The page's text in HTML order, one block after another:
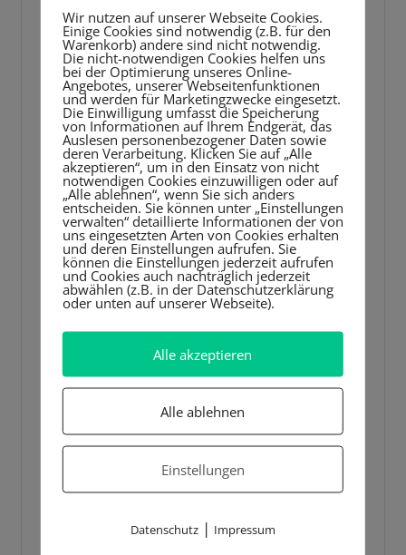
Video-
Player
Wir nutzen auf unserer Webseite Cookies.
Einige Cookies sind notwendig (z.B. für den
Warenkorb) andere sind nicht notwendig.
Die nicht-notwendigen Cookies helfen uns
bei der Optimierung unseres Online-
Angebotes, unserer Webseitenfunktionen
und werden für Marketingzwecke eingesetzt.
Die Einwilligung umfasst die Speicherung
von Informationen auf Ihrem Endgerät, das
Auslesen personenbezogener Daten sowie
deren Verarbeitung. Klicken Sie auf „Alle
akzeptieren“, um in den Einsatz von nicht
notwendigen Cookies einzuwilligen oder auf
„Alle ablehnen“, wenn Sie sich anders
entscheiden. Sie können unter „Einstellungen
verwalten“ detaillierte Informationen der von
uns eingesetzten Arten von Cookies erhalten
und deren Einstellungen aufrufen. Sie
können die Einstellungen jederzeit aufrufen
und Cookies auch nachträglich jederzeit
abwählen (z.B. in der Datenschutzerklärung
oder unten auf unserer Webseite).
Alle akzeptieren
Alle ablehnen
Einstellungen
Datenschutz| Impressum